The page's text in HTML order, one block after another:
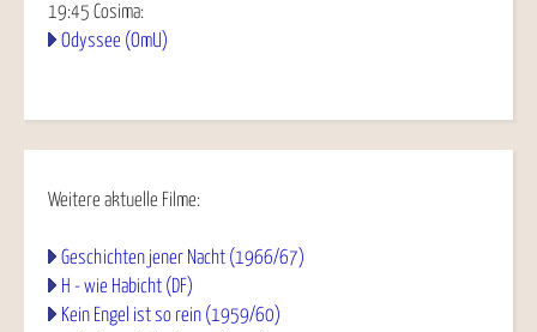
19:45 Cosima:
Odyssee (OmU)
Weitere aktuelle Filme:
Geschichten jener Nacht (1966/67)
H - wie Habicht (DF)
Kein Engel ist so rein (1959/60)